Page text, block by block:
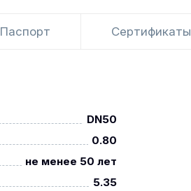
Паспорт Сертификаты
DN50
0.80
не менее 50 лет
5.35